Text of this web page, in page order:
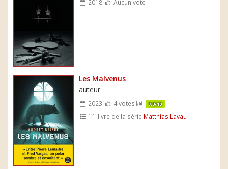
2018 Aucun vote
Les Malvenus
auteur
2023 4 votes 7.3/10
1er livre de la série Matthias Lavau